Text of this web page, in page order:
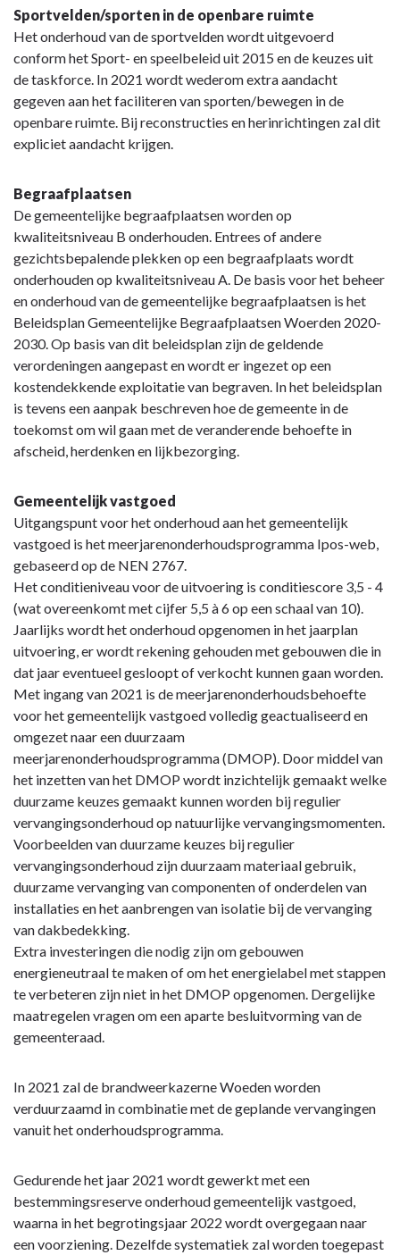
Sportvelden/sporten in de openbare ruimte
Het onderhoud van de sportvelden wordt uitgevoerd
conform het Sport- en speelbeleid uit 2015 en de keuzes uit
de taskforce. In 2021 wordt wederom extra aandacht
gegeven aan het faciliteren van sporten/bewegen in de
openbare ruimte. Bij reconstructies en herinrichtingen zal dit
expliciet aandacht krijgen.
Begraafplaatsen
De gemeentelijke begraafplaatsen worden op
kwaliteitsniveau B onderhouden. Entrees of andere
gezichtsbepalende plekken op een begraafplaats wordt
onderhouden op kwaliteitsniveau A. De basis voor het beheer
en onderhoud van de gemeentelijke begraafplaatsen is het
Beleidsplan Gemeentelijke Begraafplaatsen Woerden 2020-
2030. Op basis van dit beleidsplan zijn de geldende
verordeningen aangepast en wordt er ingezet op een
kostendekkende exploitatie van begraven. In het beleidsplan
is tevens een aanpak beschreven hoe de gemeente in de
toekomst om wil gaan met de veranderende behoefte in
afscheid, herdenken en lijkbezorging.
Gemeentelijk vastgoed
Uitgangspunt voor het onderhoud aan het gemeentelijk
vastgoed is het meerjarenonderhoudsprogramma Ipos-web,
gebaseerd op de NEN 2767.
Het conditieniveau voor de uitvoering is conditiescore 3,5 - 4
(wat overeenkomt met cijfer 5,5 à 6 op een schaal van 10).
Jaarlijks wordt het onderhoud opgenomen in het jaarplan
uitvoering, er wordt rekening gehouden met gebouwen die in
dat jaar eventueel gesloopt of verkocht kunnen gaan worden.
Met ingang van 2021 is de meerjarenonderhoudsbehoefte
voor het gemeentelijk vastgoed volledig geactualiseerd en
omgezet naar een duurzaam
meerjarenonderhoudsprogramma (DMOP). Door middel van
het inzetten van het DMOP wordt inzichtelijk gemaakt welke
duurzame keuzes gemaakt kunnen worden bij regulier
vervangingsonderhoud op natuurlijke vervangingsmomenten.
Voorbeelden van duurzame keuzes bij regulier
vervangingsonderhoud zijn duurzaam materiaal gebruik,
duurzame vervanging van componenten of onderdelen van
installaties en het aanbrengen van isolatie bij de vervanging
van dakbedekking.
Extra investeringen die nodig zijn om gebouwen
energieneutraal te maken of om het energielabel met stappen
te verbeteren zijn niet in het DMOP opgenomen. Dergelijke
maatregelen vragen om een aparte besluitvorming van de
gemeenteraad.
In 2021 zal de brandweerkazerne Woeden worden
verduurzaamd in combinatie met de geplande vervangingen
vanuit het onderhoudsprogramma.
Gedurende het jaar 2021 wordt gewerkt met een
bestemmingsreserve onderhoud gemeentelijk vastgoed,
waarna in het begrotingsjaar 2022 wordt overgegaan naar
een voorziening. Dezelfde systematiek zal worden toegepast